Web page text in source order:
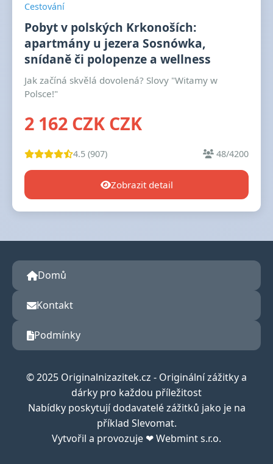
Cestování
Pobyt v polských Krkonoších:
apartmány u jezera Sosnówka,
snídaně či polopenze a wellness
Jak začíná skvělá dovolená? Slovy "Witamy w
Polsce!"
2 162 CZK CZK
4.5 (907) 48/4200
Zobrazit detail
Domů
Kontakt
Podmínky
© 2025 Originalnizazitek.cz - Originální zážitky a
dárky pro každou příležitost
Nabídky poskytují dodavatelé zážitků jako je na
příklad Slevomat.
Vytvořil a provozuje ❤ Webmint s.r.o.